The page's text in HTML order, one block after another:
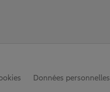
Données personnelles